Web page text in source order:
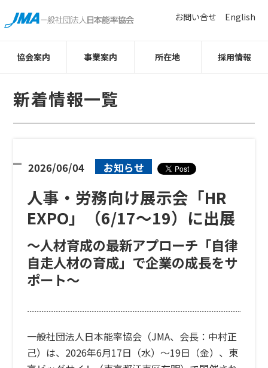
協会案内 事業案内 所在地 採用情報
お問い合せ English
新着情報一覧
人事・労務向け展示会「HR
EXPO」（6/17～19）に出展
～人材育成の最新アプローチ「自律
自走人材の育成」で企業の成長をサ
ポート～
2026/06/04 お知らせ
一般社団法人日本能率協会（JMA、会長：中村正
己）は、2026年6月17日（水）～19日（金）、東